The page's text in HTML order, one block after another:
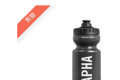
售罄